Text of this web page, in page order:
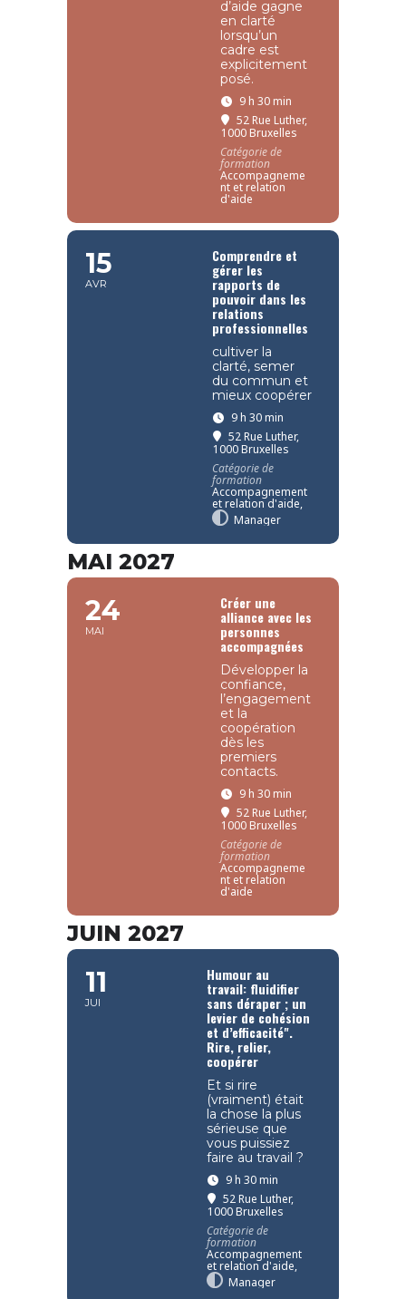
d’aide gagne
en clarté
lorsqu’un
cadre est
explicitement
posé.
9 h 30 min
52 Rue Luther,
1000 Bruxelles
Catégorie de
formation
Accompagneme
nt et relation
d'aide
15
AVR
Comprendre et
gérer les
rapports de
pouvoir dans les
relations
professionnelles
cultiver la
clarté, semer
du commun et
mieux coopérer
9 h 30 min
52 Rue Luther,
1000 Bruxelles
Catégorie de
formation
Accompagnement
et relation d'aide,
Manager
MAI 2027
24
MAI
Créer une
alliance avec les
personnes
accompagnées
Développer la
confiance,
l’engagement
et la
coopération
dès les
premiers
contacts.
9 h 30 min
52 Rue Luther,
1000 Bruxelles
Catégorie de
formation
Accompagneme
nt et relation
d'aide
JUIN 2027
11
JUI
Humour au
travail: fluidifier
sans déraper ; un
levier de cohésion
et d’efficacité".
Rire, relier,
coopérer
Et si rire
(vraiment) était
la chose la plus
sérieuse que
vous puissiez
faire au travail ?
9 h 30 min
52 Rue Luther,
1000 Bruxelles
Catégorie de
formation
Accompagnement
et relation d'aide,
Manager